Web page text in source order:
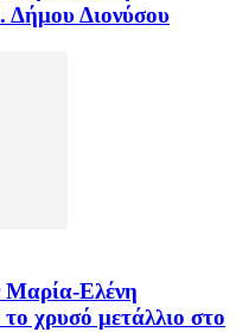
Δήμου Διονύσου
Μαρία-Ελένη
χρυσό μετάλλιο στο